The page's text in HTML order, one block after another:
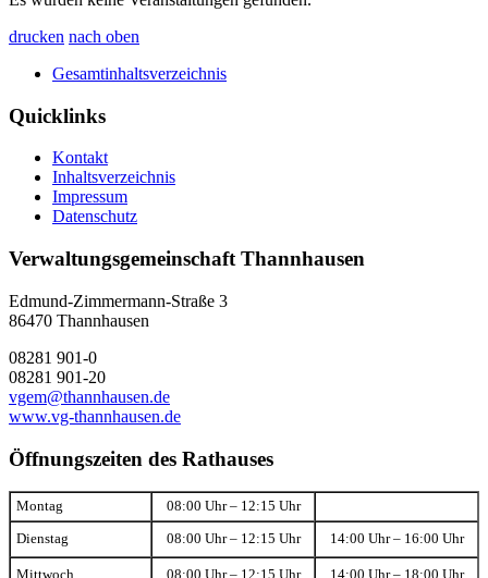
drucken nach oben
Gesamtinhaltsverzeichnis
Quicklinks
Kontakt
Inhaltsverzeichnis
Impressum
Datenschutz
Verwaltungsgemeinschaft Thannhausen
Edmund-Zimmermann-Straße 3
86470 Thannhausen
08281 901-0
08281 901-20
vgem@thannhausen.de
www.vg-thannhausen.de
Öffnungszeiten des Rathauses
Montag 08:00 Uhr – 12:15 Uhr
Dienstag 08:00 Uhr – 12:15 Uhr 14:00 Uhr – 16:00 Uhr